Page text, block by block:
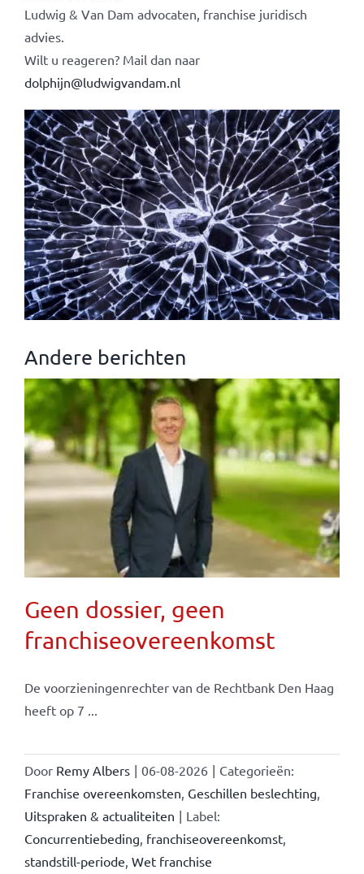
Ludwig & Van Dam advocaten, franchise juridisch
advies.
Wilt u reageren? Mail dan naar
dolphijn@ludwigvandam.nl
Andere berichten
Geen dossier, geen
franchiseovereenkomst
De voorzieningenrechter van de Rechtbank Den Haag
heeft op 7 ...
Door Remy Albers | 06-08-2026 | Categorieën:
Franchise overeenkomsten Geschillen beslechting
Uitspraken & actualiteiten | Label:
Concurrentiebeding franchiseovereenkomst,
standstill-periode Wet franchise